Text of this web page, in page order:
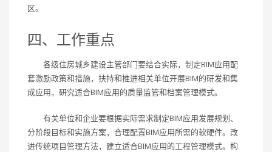
区。
四、工作重点
各级住房城乡建设主管部门要结合实际，制定BIM应用配
套激励政策和措施，扶持和推进相关单位开展BIM的研发和集
成应用，研究适合BIM应用的质量监管和档案管理模式。
有关单位和企业要根据实际需求制定BIM应用发展规划、
分阶段目标和实施方案，合理配置BIM应用所需的软硬件。改
进传统项目管理方法，建立适合BIM应用的工程管理模式。构